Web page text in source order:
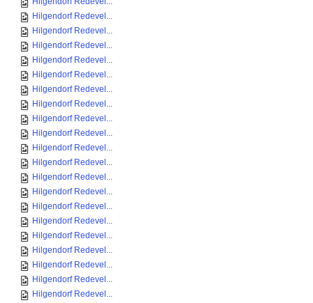
Hilgendorf Redevel...
Hilgendorf Redevel...
Hilgendorf Redevel...
Hilgendorf Redevel...
Hilgendorf Redevel...
Hilgendorf Redevel...
Hilgendorf Redevel...
Hilgendorf Redevel...
Hilgendorf Redevel...
Hilgendorf Redevel...
Hilgendorf Redevel...
Hilgendorf Redevel...
Hilgendorf Redevel...
Hilgendorf Redevel...
Hilgendorf Redevel...
Hilgendorf Redevel...
Hilgendorf Redevel...
Hilgendorf Redevel...
Hilgendorf Redevel...
Hilgendorf Redevel...